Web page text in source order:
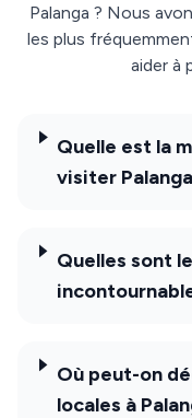
Palanga ? Nous
les plus
aider à
Quelle est la
visiter
Quelles sont
Où peut-on
locales à